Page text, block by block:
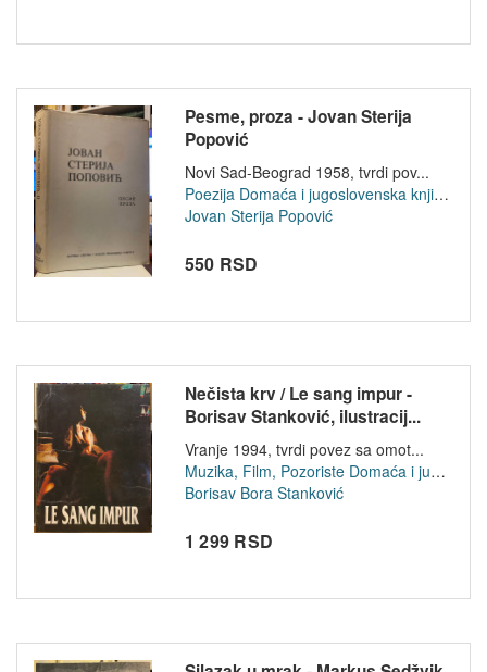
Pesme, proza - Jovan Sterija
Popović
Novi Sad-Beograd 1958, tvrdi pov...
Poezija Domaća i jugoslovenska književnost
Jovan Sterija Popović
550 RSD
Nečista krv / Le sang impur -
Borisav Stanković, ilustracij...
Vranje 1994, tvrdi povez sa omot...
Muzika, Film, Pozoriste Domaća i jugoslovenska književnost
Borisav Bora Stanković
1 299 RSD